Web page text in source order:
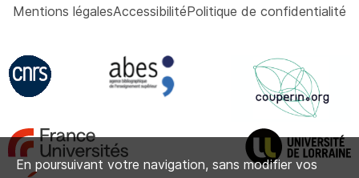
Mentions légalesAccessibilitéPolitique de confidentialité
En poursuivant votre navigation, sans modifier vos